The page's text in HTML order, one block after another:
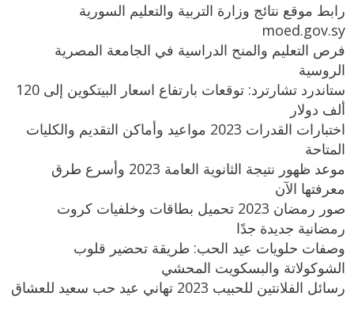
رابط موقع نتائج وزارة التربية والتعليم السورية
moed.gov.sy
فرص التعليم والمنح الدراسية في الجامعة المصرية
الروسية
ستاندرد تشارترد: توقعات بارتفاع اسعار البيتكوين إلى 120
ألف دولار
اختبارات القدرات 2023 مواعيد وأماكن التقديم والكليات
المتاحة
موعد ظهور نتيجة الثانوية العامة 2023 وأسرع طرق
معرفتها الآن
صور رمضان 2023 تحميل بطاقات وخلفيات كروت
رمضانية جديدة جدًا
وصفات حلويات عيد الحب: طريقة تحضير قلوب
الشوكولاتة والبسكويت المحشي
رسائل الفلانتين للحبيب 2023 تهاني عيد حب سعيد للعشاق